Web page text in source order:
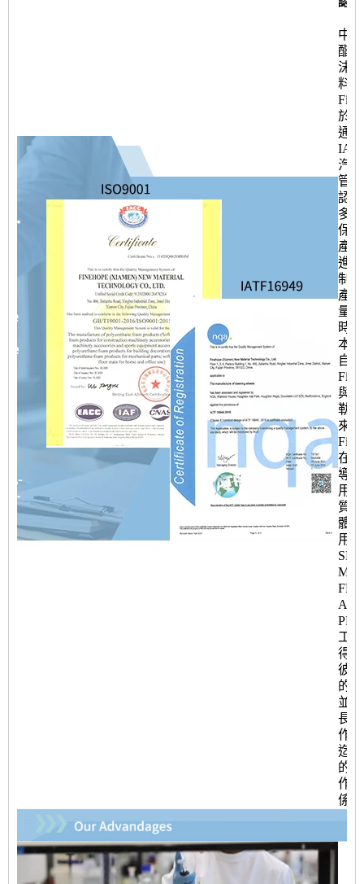
中
酯
沫
料
於
通
汽
管
認
多
保
產
進
制
產
量
時
本。
自
與
勒
來，
在
導
用
質
體
用了
工
得
彼
的
並
長
作
迄
的
作
係。